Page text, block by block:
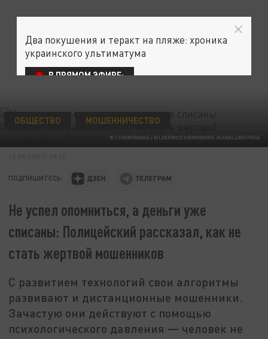
© CHROMORANGE / BILDERBOX/CHROMORANGE /GLOBALLOOKPRESS
ОБЩЕСТВО МОШЕННИЧЕСТВО
ПОДПИШИТЕСЬ:
Не успел опомниться, а деньги уже
списаны: Полицейский рассказал, как не
стать жертвой мошенников
С развитием технологий свои алгоритмы
развивают и дистанционные мошенники.
Зачастую они действуют с помощью
психологического давления — человек не
Два покушения и теракт на пляже: хроника
украинского ультиматума
В ПРЯМОМ ЭФИРЕ: